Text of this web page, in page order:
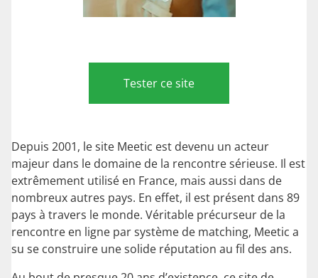
Tester ce site
Depuis 2001, le site Meetic est devenu un acteur
majeur dans le domaine de la rencontre sérieuse. Il est
extrêmement utilisé en France, mais aussi dans de
nombreux autres pays. En effet, il est présent dans 89
pays à travers le monde. Véritable précurseur de la
rencontre en ligne par système de matching, Meetic a
su se construire une solide réputation au fil des ans.